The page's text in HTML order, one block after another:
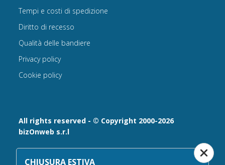
All rights reserved - © Copyright 2000-2026
bizOnweb s.r.l
Via Fratelli Bandiera 18, 25122 - Brescia, Italia
P.IVA 02232630984 - Iscrizione presso la Camera di
Tempi e costi di spedizione
Diritto di recesso
Qualità delle bandiere
Privacy policy
Cookie policy
CHIUSURA ESTIVA